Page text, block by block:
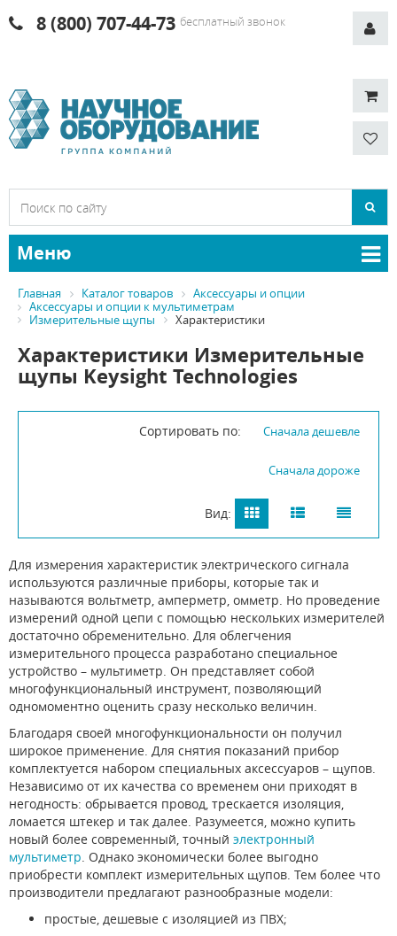
8 (800) 707-44-73 бесплатный звонок
Меню
Главная Каталог товаров
Аксессуары и опции
Аксессуары и опции к мультиметрам
Измерительные щупы
Характеристики
Характеристики Измерительные
щупы Keysight Technologies
Сортировать по: Сначала дешевле
Сначала дороже
Вид:
Для измерения характеристик электрического сигнала
используются различные приборы, которые так и
называются вольтметр, амперметр, омметр. Но проведение
измерений одной цепи с помощью нескольких измерителей
достаточно обременительно. Для облегчения
измерительного процесса разработано специальное
устройство – мультиметр. Он представляет собой
многофункциональный инструмент, позволяющий
одномоментно оценить сразу несколько величин.
Благодаря своей многофункциональности он получил
широкое применение. Для снятия показаний прибор
комплектуется набором специальных аксессуаров – щупов.
Независимо от их качества со временем они приходят в
негодность: обрывается провод, трескается изоляция,
ломается штекер и так далее. Разумеется, можно купить
новый более современный, точный электронный
мультиметр. Однако экономически более выгодно
приобрести комплект измерительных щупов. Тем более что
производители предлагают разнообразные модели:
простые, дешевые с изоляцией из ПВХ;